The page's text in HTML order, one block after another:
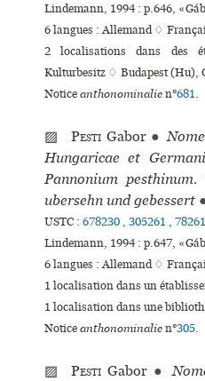
Lindemann, 1994 : p.646,
6 langues :Allemand ♢
2 localisations dans des
Kulturbesitz ♢ Budapest (Hu),
Noticeanthonominalien°681.
▨ Pesti Gabor ●
Hungaricae et
Pannonium
ubersehn und gebessert
USTC : 678230 , 305261 , 78261
Lindemann, 1994 : p.647,
6 langues :Allemand ♢
1 localisation dans un
1 localisation dans une
Noticeanthonominalien°305.
▨ Pesti Gabor ●